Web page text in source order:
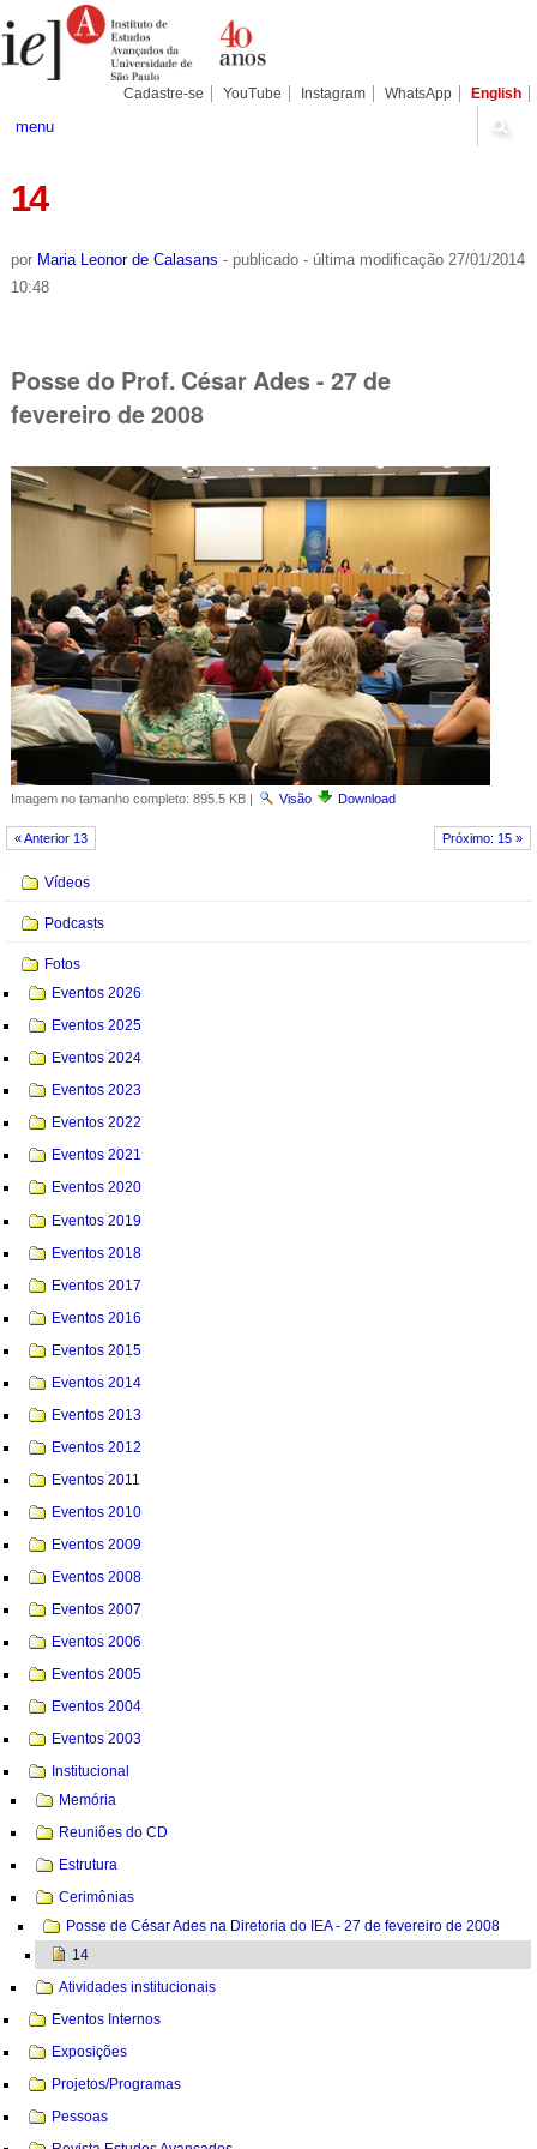
para
conteúdo.
Pessoais
Cadastre-se YouTube Instagram WhatsApp English
menu
14
por Maria Leonor de Calasans - publicado - última modificação27/01/2014
10:48
Posse do Prof. César Ades - 27 de
fevereiro de 2008
Imagem no tamanho completo: 895.5 KB| Visão Download
« Anterior 13 Próximo: 15 »
Vídeos
Podcasts
Fotos
Eventos 2026
Eventos 2025
Eventos 2024
Eventos 2023
Eventos 2022
Eventos 2021
Eventos 2020
Eventos 2019
Eventos 2018
Eventos 2017
Eventos 2016
Eventos 2015
Eventos 2014
Eventos 2013
Eventos 2012
Eventos 2011
Eventos 2010
Eventos 2009
Eventos 2008
Eventos 2007
Eventos 2006
Eventos 2005
Eventos 2004
Eventos 2003
Institucional
Memória
Reuniões do CD
Estrutura
Cerimônias
Posse de César Ades na Diretoria do IEA - 27 de fevereiro de 2008
14
Atividades institucionais
Eventos Internos
Exposições
Projetos/Programas
Pessoas